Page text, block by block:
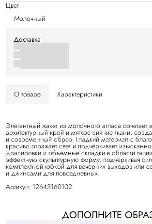
Цвет
Молочный
Доставка
О товаре Характеристики
Элегантный жакет из молочного атласа сочетает
архитектурный крой и мягкое сияние ткани,
и современный образ. Гладкий материал с
красиво отражает свет и подчёркивает
драпировки и объёмные складки в области
эффектную скульптурную форму, подчёркивая
комплектной юбкой для вечерних выходов или
и джинсами для повседневных.
Артикул: 12643160102
ДОПОЛНИТЕ